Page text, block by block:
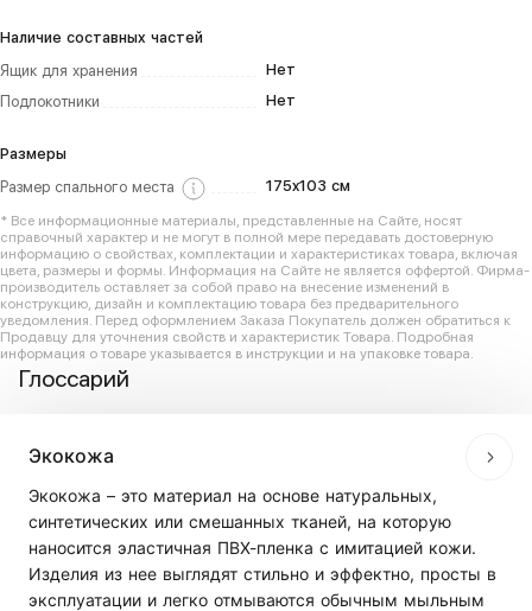
Наличие составных частей
Ящик для хранения
Нет
Подлокотники
Нет
Размеры
Размер спального места
175x103 см
* Все информационные материалы, представленные на Сайте, носят
справочный характер и не могут в полной мере передавать достоверную
информацию о свойствах, комплектации и характеристиках товара, включая
цвета, размеры и формы. Информация на Сайте не является оффертой. Фирма-
производитель оставляет за собой право на внесение изменений в
конструкцию, дизайн и комплектацию товара без предварительного
уведомления. Перед оформлением Заказа Покупатель должен обратиться к
Продавцу для уточнения свойств и характеристик Товара. Подробная
информация о товаре указывается в инструкции и на упаковке товара.
Глоссарий
Экокожа
Экокожа – это материал на основе натуральных,
синтетических или смешанных тканей, на которую
наносится эластичная ПВХ-пленка с имитацией кожи.
Изделия из нее выглядят стильно и эффектно, просты в
эксплуатации и легко отмываются обычным мыльным